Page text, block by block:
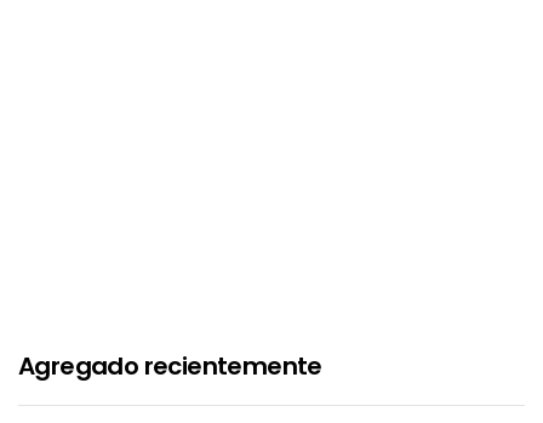
Agregado recientemente